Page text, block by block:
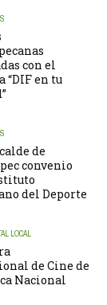
con el
“DIF en tu
de
convenio
del Deporte
LOCAL
de Cine de
Nacional
tras chocar de
la Álamo –
DE ÉTICA
reservados.